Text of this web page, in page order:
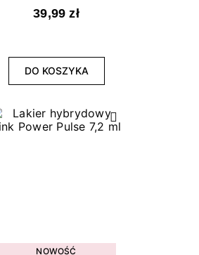
39,99 zł
DO KOSZYKA
NOWOŚĆ